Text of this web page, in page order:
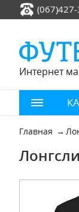
Интернет
Главная